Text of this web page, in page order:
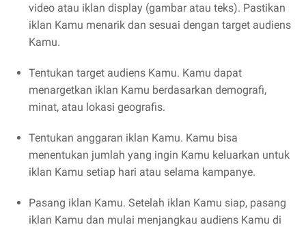
video atau iklan display (gambar atau teks). Pastikan
iklan Kamu menarik dan sesuai dengan target audiens
Kamu.
Tentukan target audiens Kamu. Kamu dapat
menargetkan iklan Kamu berdasarkan demografi,
minat, atau lokasi geografis.
Tentukan anggaran iklan Kamu. Kamu bisa
menentukan jumlah yang ingin Kamu keluarkan untuk
iklan Kamu setiap hari atau selama kampanye.
Pasang iklan Kamu. Setelah iklan Kamu siap, pasang
iklan Kamu dan mulai menjangkau audiens Kamu di